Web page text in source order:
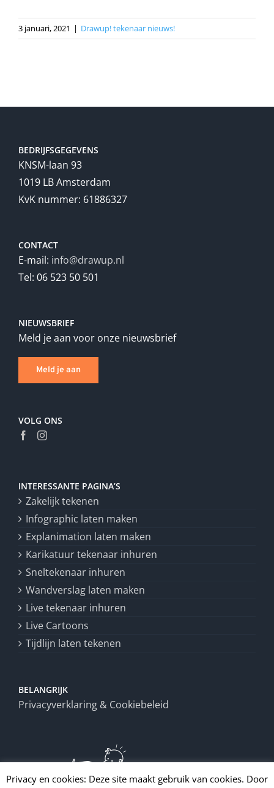
3 januari, 2021 | Drawup! tekenaar nieuws!
BEDRIJFSGEGEVENS
KNSM-laan 93
1019 LB Amsterdam
KvK nummer: 61886327
CONTACT
E-mail: info@drawup.nl
Tel: 06 523 50 501
NIEUWSBRIEF
Meld je aan voor onze nieuwsbrief
Meld je aan
VOLG ONS
INTERESSANTE PAGINA’S
Zakelijk tekenen
Infographic laten maken
Explanimation laten maken
Karikatuur tekenaar inhuren
Sneltekenaar inhuren
Wandverslag laten maken
Live tekenaar inhuren
Live Cartoons
Tijdlijn laten tekenen
BELANGRIJK
Privacyverklaring & Cookiebeleid
Privacy en cookies: Deze site maakt gebruik van cookies. Door